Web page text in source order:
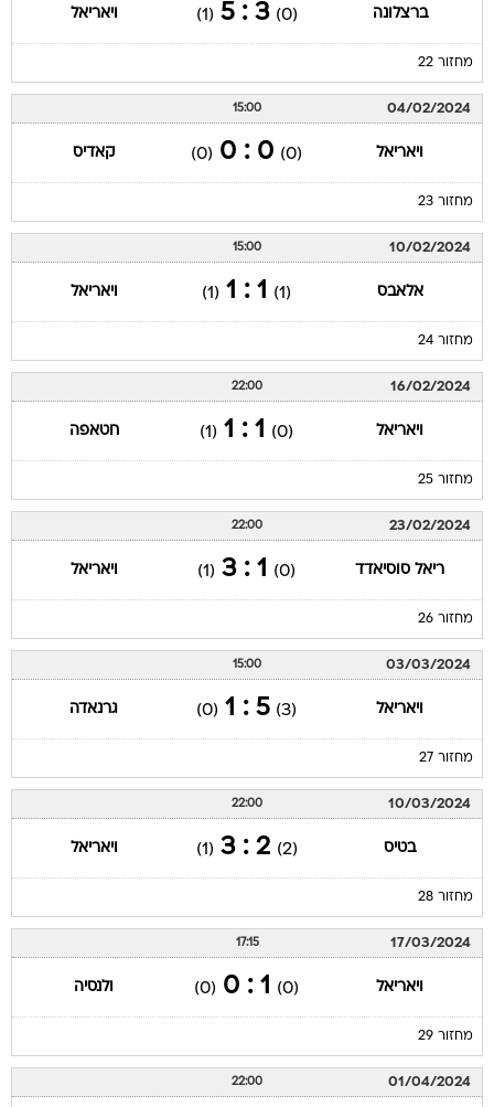
ברצלונה (0)
3 : 5
(1) ויאריאל
מחזור 22
04/02/2024
15:00
ויאריאל (0)
0 : 0
(0) קאדיס
מחזור 23
10/02/2024
15:00
אלאבס (1)
1 : 1
(1) ויאריאל
מחזור 24
16/02/2024
22:00
ויאריאל (0)
1 : 1
(1) חטאפה
מחזור 25
23/02/2024
22:00
ריאל סוסיאדד (0)
1 : 3
(1) ויאריאל
מחזור 26
03/03/2024
15:00
ויאריאל (3)
5 : 1
(0) גרנאדה
מחזור 27
10/03/2024
22:00
בטיס (2)
2 : 3
(1) ויאריאל
מחזור 28
17/03/2024
17:15
ויאריאל (0)
1 : 0
(0) ולנסיה
מחזור 29
01/04/2024
22:00